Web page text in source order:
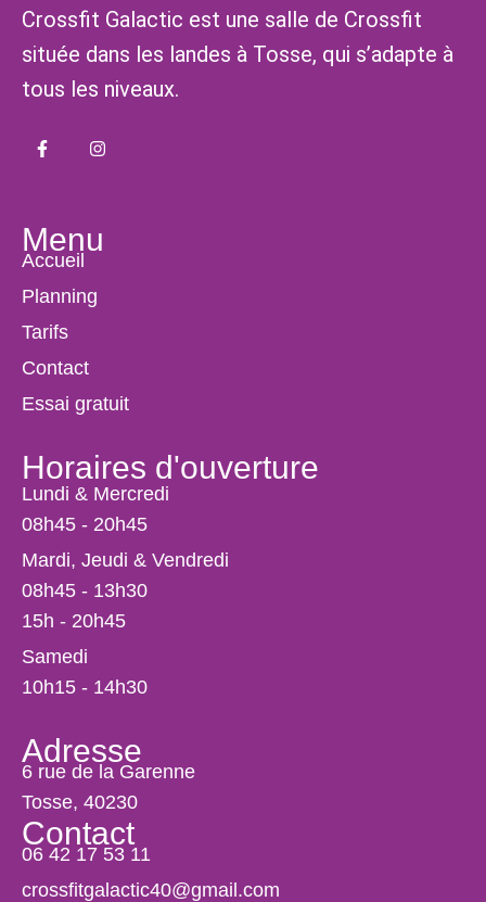
Crossfit Galactic est une salle de Crossfit
située dans les landes à Tosse, qui s’adapte à
tous les niveaux.
Menu
Accueil
Planning
Tarifs
Contact
Essai gratuit
Horaires d'ouverture
Lundi & Mercredi
08h45 - 20h45
Mardi, Jeudi & Vendredi
08h45 - 13h30
15h - 20h45
Samedi
10h15 - 14h30
Adresse
6 rue de la Garenne
Tosse, 40230
Contact
06 42 17 53 11
crossfitgalactic40@gmail.com